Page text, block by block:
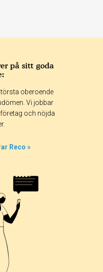
på sitt goda
oberoende
Vi jobbar
och nöjda
Reco »